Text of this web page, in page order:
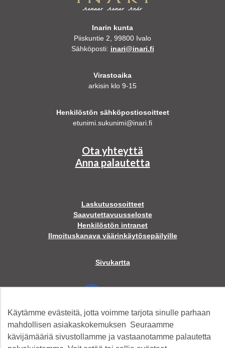
Inarin kunta
Piiskuntie 2, 99800 Ivalo
Sähköposti: inari@inari.fi
Virastoaika
arkisin klo 9-15
Henkilöstön sähköpostiosoitteet
etunimi.sukunimi@inari.fi
Ota yhteyttä
Anna palautetta
Laskutusosoitteet
Saavutettavuusseloste
Henkilöstön intranet
Ilmoituskanava väärinkäytösepäilyille
Sivukartta
Twitter
Käytämme evästeitä, jotta voimme tarjota sinulle parhaan
mahdollisen asiakaskokemuksen Seuraamme
kävijämääriä sivustollamme ja vastaanotamme palautetta